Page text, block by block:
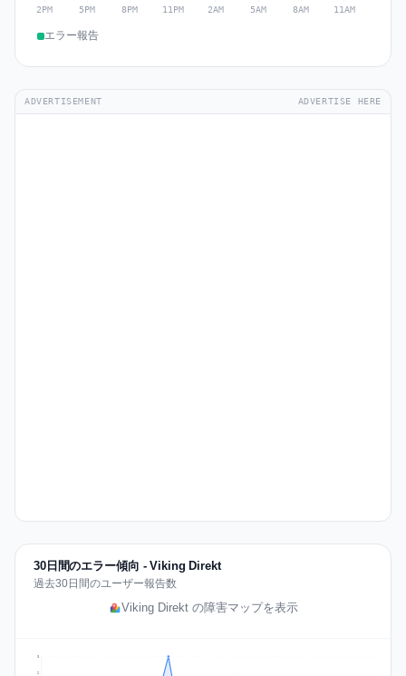
エラー報告
ADVERTISEMENT ADVERTISE HERE
30日間のエラー傾向 - Viking Direkt
過去30日間のユーザー報告数
Viking Direkt の障害マップを表示
2
3